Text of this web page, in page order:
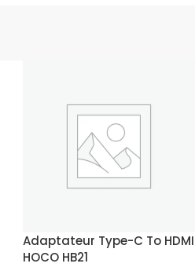
Adaptateur Type-C To HDMI
HOCO HB21